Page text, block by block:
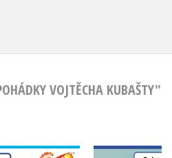
VOJTĚCHA KUBAŠTY"